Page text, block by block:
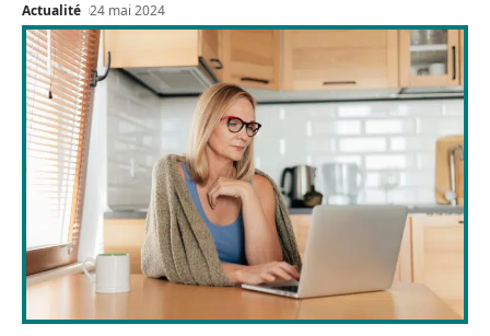
Actualité 24 mai 2024